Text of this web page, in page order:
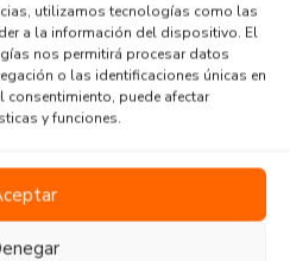
utilizamos tecnologías como las
a la información del dispositivo. El
nos permitirá procesar datos
o las identificaciones únicas en
consentimiento, puede afectar
y funciones.